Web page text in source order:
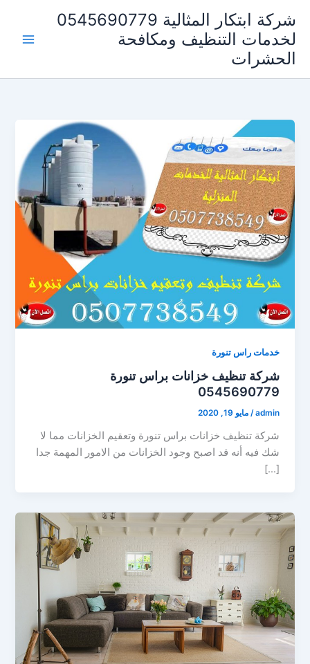
المحتوى
شركة ابتكار المثالية 0545690779
لخدمات التنظيف ومكافحة
الحشرات
خدمات راس تنورة
شركة تنظيف خزانات براس تنورة
0545690779
admin
/مايو 19, 2020
شركة تنظيف خزانات براس تنورة وتعقيم الخزانات مما لا
شك فيه أنه قد اصبح وجود الخزانات من الامور المهمة جدا
[…]